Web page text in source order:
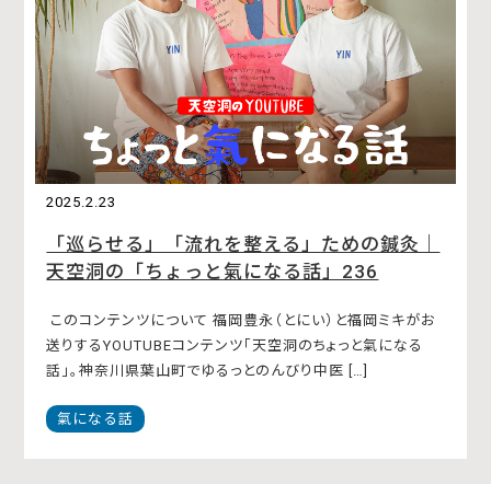
2025.2.23
「巡らせる」「流れを整える」ための鍼灸｜
天空洞の「ちょっと氣になる話」236
このコンテンツについて 福岡豊永（とにい）と福岡ミキがお
送りするYOUTUBEコンテンツ「天空洞のちょっと氣になる
話」。神奈川県葉山町でゆるっとのんびり中医 […]
氣になる話